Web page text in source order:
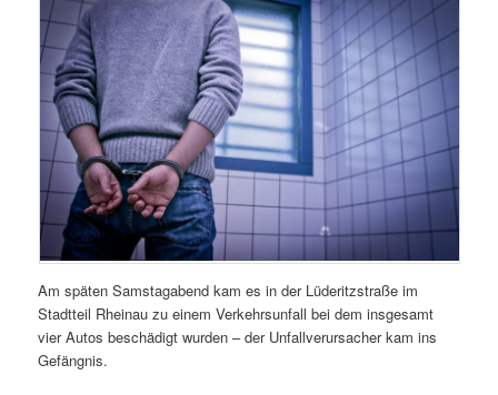
Am späten Samstagabend kam es in der Lüderitzstraße im
Stadtteil Rheinau zu einem Verkehrsunfall bei dem insgesamt
vier Autos beschädigt wurden – der Unfallverursacher kam ins
Gefängnis.